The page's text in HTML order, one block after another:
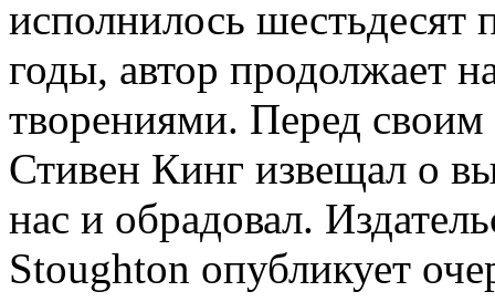
исполнилось шестьдесят
годы, автор продолжает
творениями. Перед
Стивен Кинг извещал о
нас и обрадовал.
Stoughton опубликует